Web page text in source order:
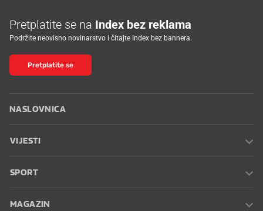
Pretplatite se na Index bez reklama
Podržite neovisno novinarstvo i čitajte Index bez bannera.
Pretplatite se
NASLOVNICA
VIJESTI
SPORT
MAGAZIN